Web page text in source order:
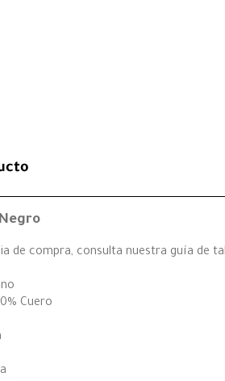
de compra, consulta nuestra guía de
Cuero